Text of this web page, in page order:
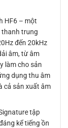
HF6 – một
thanh trung
đến 20kHz
âm, từ âm
làm cho sản
dụng thu âm
cả sản xuất âm
tập
kể tiếng ồn